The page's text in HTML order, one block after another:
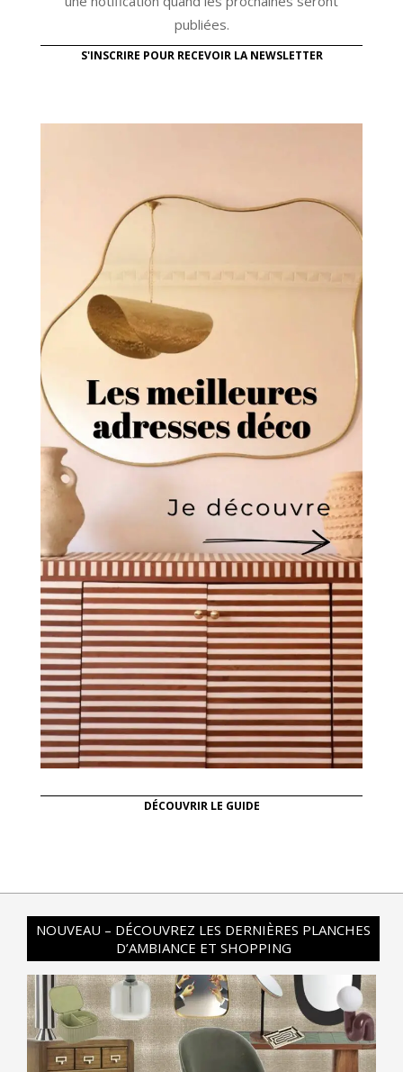
publiées.
S'INSCRIRE POUR RECEVOIR LA NEWSLETTER
DÉCOUVRIR LE GUIDE
NOUVEAU – DÉCOUVREZ LES DERNIÈRES PLANCHES
D’AMBIANCE ET SHOPPING